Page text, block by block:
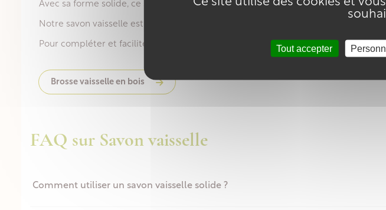
Tout accepter
Avec sa forme solide, ce savon est économique et pratique pour une utilisation
Notre savon vaisselle est fabriqué artisanalement, dans notre atelier en Vendée,
Pour compléter et faciliter son utilisation, découvrez notre brosse vaisselle !
Brosse vaisselle en bois
FAQ sur Savon vaisselle
Comment utiliser un savon vaisselle solide ?